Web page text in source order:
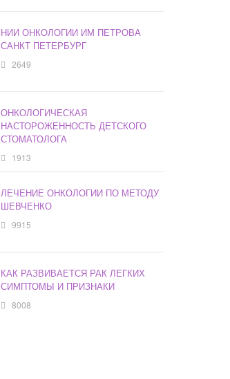
НИИ ОНКОЛОГИИ ИМ ПЕТРОВА
САНКТ ПЕТЕРБУРГ
2649
ОНКОЛОГИЧЕСКАЯ
НАСТОРОЖЕННОСТЬ ДЕТСКОГО
СТОМАТОЛОГА
1913
ЛЕЧЕНИЕ ОНКОЛОГИИ ПО МЕТОДУ
ШЕВЧЕНКО
9915
КАК РАЗВИВАЕТСЯ РАК ЛЕГКИХ
СИМПТОМЫ И ПРИЗНАКИ
8008